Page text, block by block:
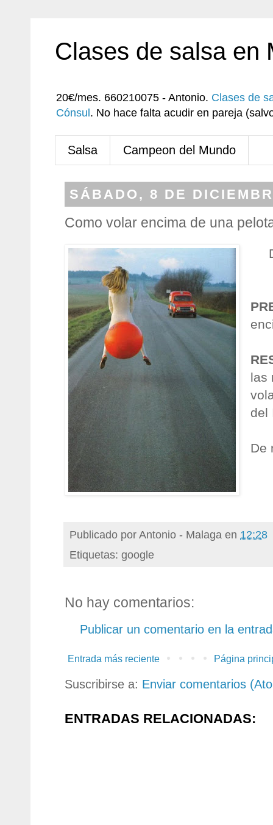
Clases de salsa en
20€/mes. 660210075 - Antonio. Clases de
Cónsul . No hace falta acudir en pareja
Salsa Campeon del Mundo
SÁBADO, 8 DE
Como volar encima de una
las
del
De
Publicado porAntonio - Malaga en 12:28
Etiquetas: google
No hay comentarios:
Publicar un comentario en la
Entrada más reciente Página
Suscribirse a: Enviar comentarios
ENTRADAS RELACIONADAS: